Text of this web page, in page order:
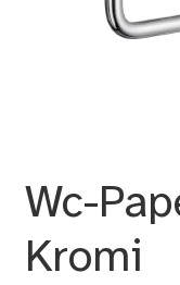
Wc-
Kromi